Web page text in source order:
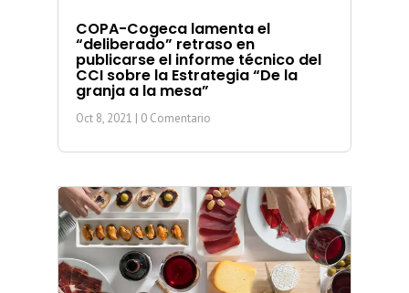
COPA-Cogeca lamenta el
“deliberado” retraso en
publicarse el informe técnico del
CCI sobre la Estrategia “De la
granja a la mesa”
Oct 8, 2021 | 0 Comentario